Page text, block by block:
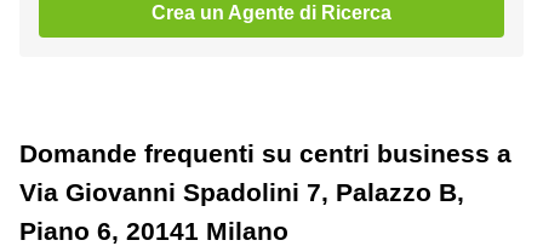
Crea un Agente di Ricerca
Domande frequenti su centri business a
Via Giovanni Spadolini 7, Palazzo B,
Piano 6, 20141 Milano